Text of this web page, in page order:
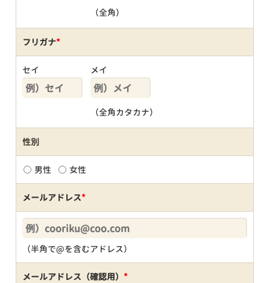
（全角）
フリガナ*
セイ メイ
（全角カタカナ）
性別
男性 女性
メールアドレス*
（半角で@を含むアドレス）
メールアドレス（確認用） *